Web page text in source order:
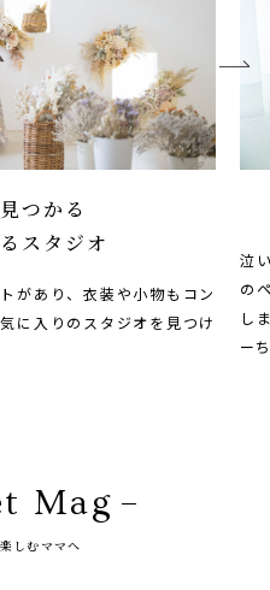
つかる
スタジオ
があり、衣装や小物もコン
に入りのスタジオを見つけ
泣
の
し
ー
Mag
しむママへ